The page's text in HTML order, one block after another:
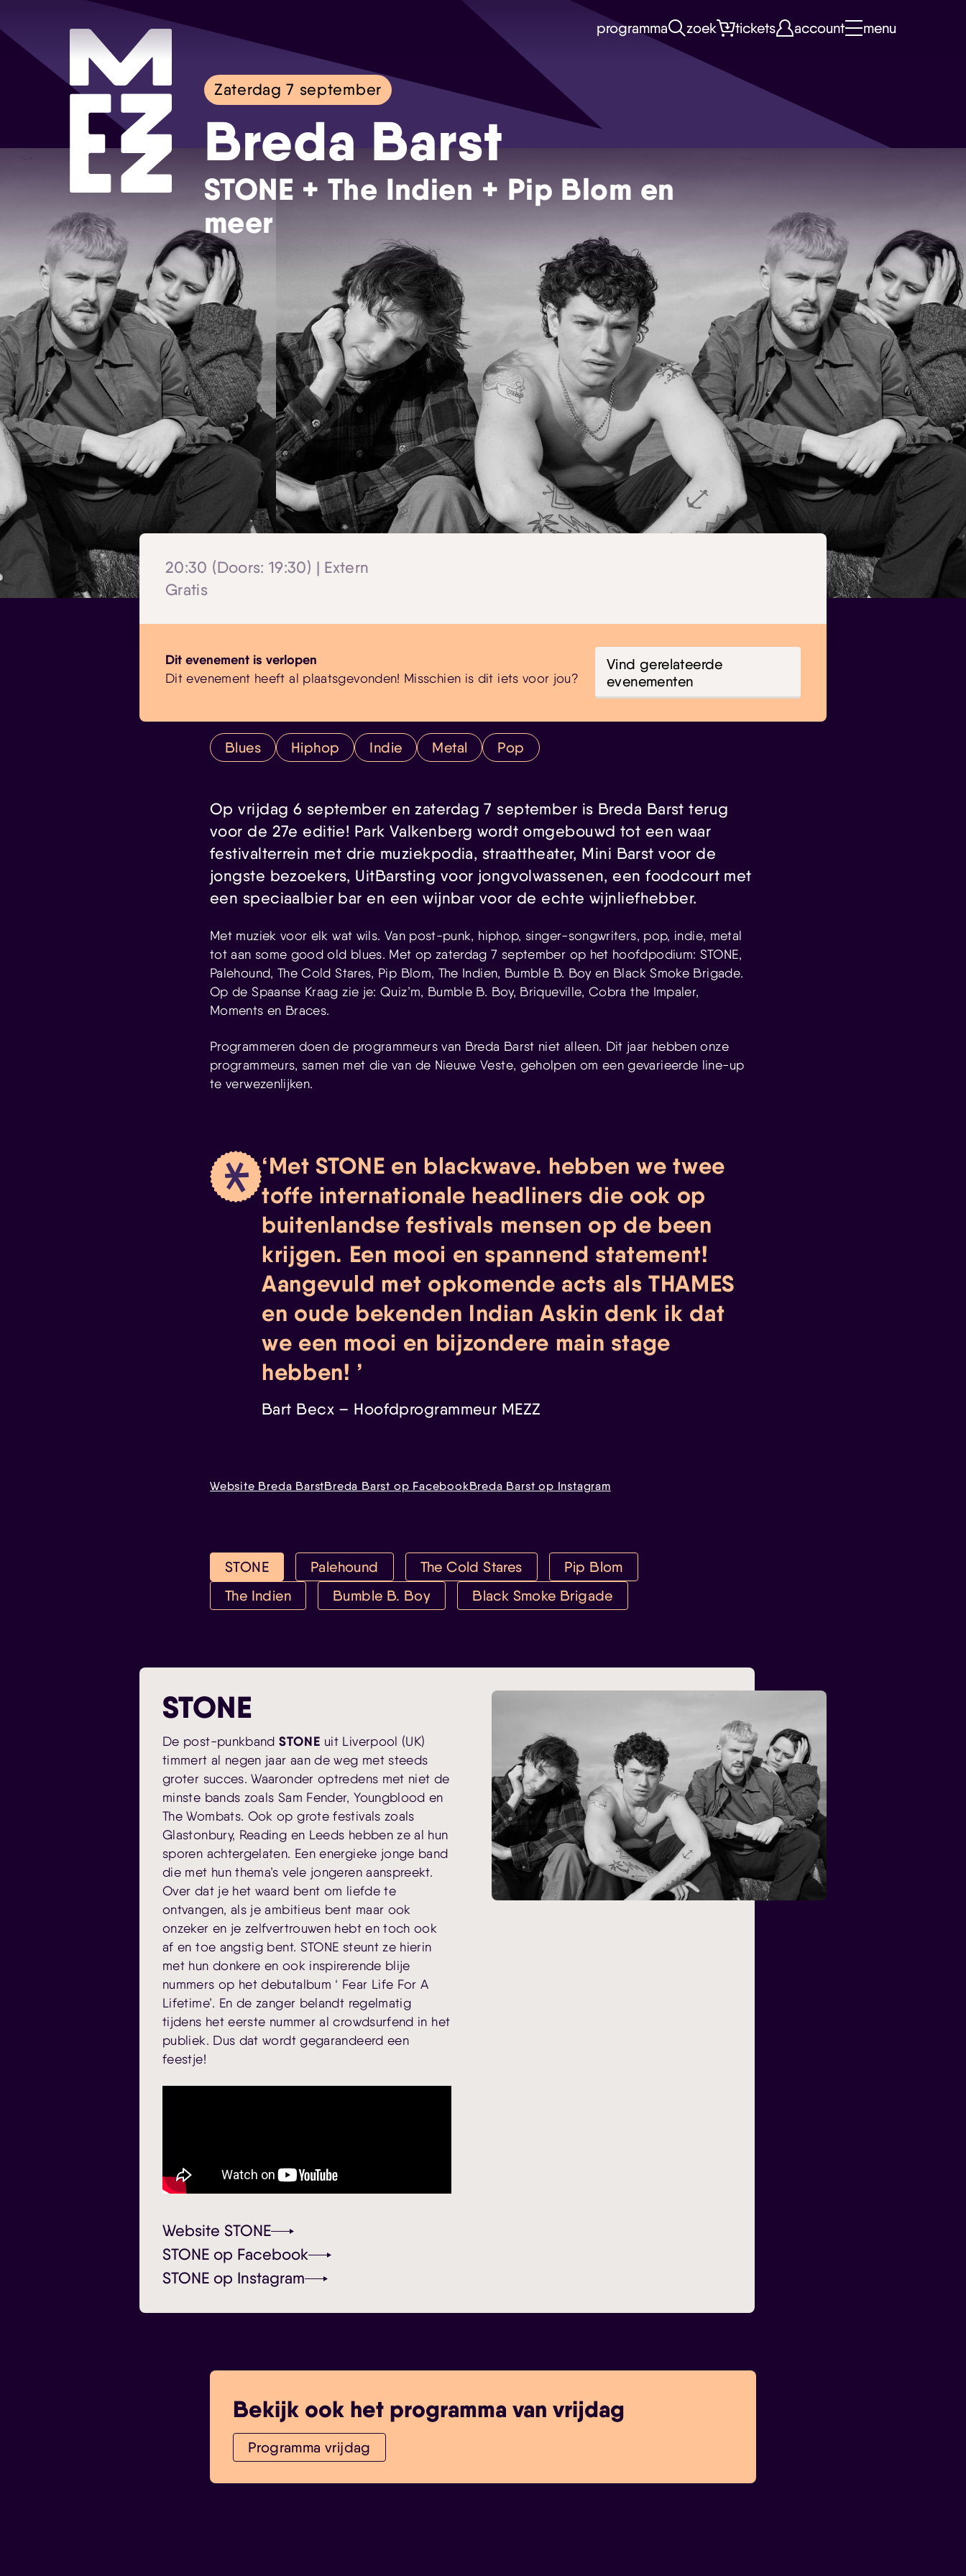
Skip navigatie
programma zoek tickets account menu
Zaterdag 7 september
Breda Barst
STONE + The Indien + Pip Blom en
meer
20:30 (Doors: 19:30) | Extern
Gratis
Dit evenement is verlopen
Dit evenement heeft al plaatsgevonden! Misschien is dit iets voor jou?
Vind gerelateerde
evenementen
Blues Hiphop Indie Metal Pop
Op vrijdag 6 september en zaterdag 7 september is Breda Barst terug
voor de 27e editie! Park Valkenberg wordt omgebouwd tot een waar
festivalterrein met drie muziekpodia, straattheater, Mini Barst voor de
jongste bezoekers, UitBarsting voor jongvolwassenen, een foodcourt met
een speciaalbier bar en een wijnbar voor de echte wijnliefhebber.
Met muziek voor elk wat wils. Van post-punk, hiphop, singer-songwriters, pop, indie, metal
tot aan some good old blues. Met op zaterdag 7 september op het hoofdpodium: STONE,
Palehound, The Cold Stares, Pip Blom, The Indien, Bumble B. Boy en Black Smoke Brigade.
Op de Spaanse Kraag zie je: Quiz’m, Bumble B. Boy, Briqueville, Cobra the Impaler,
Moments en Braces.
Programmeren doen de programmeurs van Breda Barst niet alleen. Dit jaar hebben onze
programmeurs, samen met die van de Nieuwe Veste, geholpen om een gevarieerde line-up
te verwezenlijken.
Met STONE en blackwave. hebben we twee
toffe internationale headliners die ook op
buitenlandse festivals mensen op de been
krijgen. Een mooi en spannend statement!
Aangevuld met opkomende acts als THAMES
en oude bekenden Indian Askin denk ik dat
we een mooi en bijzondere main stage
hebben!
Bart Becx – Hoofdprogrammeur MEZZ
Website Breda BarstBreda Barst op FacebookBreda Barst op Instagram
STONE Palehound The Cold Stares
Pip Blom
The Indien
Bumble B. Boy Black Smoke Brigade
STONE
De post-punkbandSTONE uit Liverpool (UK)
timmert al negen jaar aan de weg met steeds
groter succes. Waaronder optredens met niet de
minste bands zoals Sam Fender, Youngblood en
The Wombats. Ook op grote festivals zoals
Glastonbury, Reading en Leeds hebben ze al hun
sporen achtergelaten. Een energieke jonge band
die met hun thema’s vele jongeren aanspreekt.
Over dat je het waard bent om liefde te
ontvangen, als je ambitieus bent maar ook
onzeker en je zelfvertrouwen hebt en toch ook
af en toe angstig bent. STONE steunt ze hierin
met hun donkere en ook inspirerende blije
nummers op het debutalbum ‘ Fear Life For A
Lifetime’. En de zanger belandt regelmatig
tijdens het eerste nummer al crowdsurfend in het
publiek. Dus dat wordt gegarandeerd een
feestje!
Website STONE
STONE op Facebook
STONE op Instagram
Bekijk ook het programma van vrijdag
Programma vrijdag